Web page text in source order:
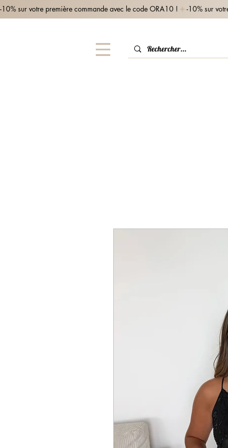
-10% sur votre première commande avec le code ORA10 !